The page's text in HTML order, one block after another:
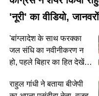
'नूरी' का वीडियो,
स्नेह
'बांग्लादेश के साथ फरक्का
जल संधि का नवीनीकरण न
हो, पहले बिहार का हित देखें',
अपील
राहुल गांधी ने बताया बीजेपी